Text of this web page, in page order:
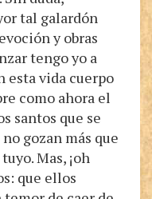
tal galardón
y obras
tengo yo a
esta vida cuerpo
como ahora el
santos que se
gozan más que
Mas, ¡oh
que ellos